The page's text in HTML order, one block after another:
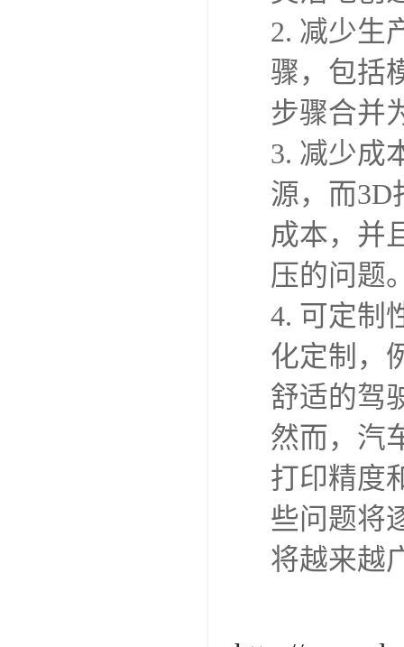
2. 减少生
骤，包括
步骤合并
3. 减少成
源，而3D
成本，并
压的问题
4. 可定制
化定制，
舒适的驾
然而，汽
打印精度
些问题将
将越来越